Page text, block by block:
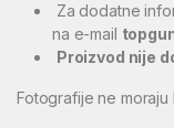
Za dodatne
na e-mail
Proizvod nije
Fotografije ne